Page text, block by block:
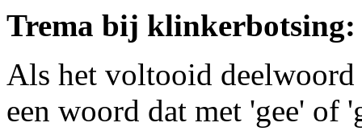
Trema bij klinkerbotsing:
Als het voltooid deelwoord
een woord dat met 'gee' of